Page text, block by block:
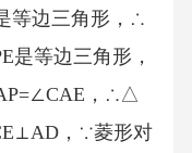
等边三角形，∴
等边三角形，
，∴△
，∵菱形对